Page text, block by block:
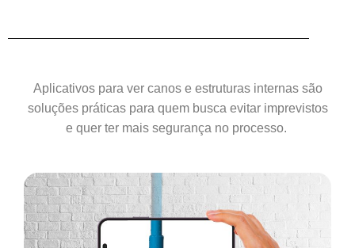
Aplicativos para ver canos e estruturas internas são
soluções práticas para quem busca evitar imprevistos
e quer ter mais segurança no processo.